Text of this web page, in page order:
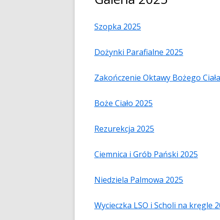
Szopka 2025
Dożynki Parafialne 2025
Zakończenie Oktawy Bożego
Boże Ciało 2025
Rezurekcja 2025
Ciemnica i Grób Pański 2025
Niedziela Palmowa 2025
Wycieczka LSO i Scholi na kręgle